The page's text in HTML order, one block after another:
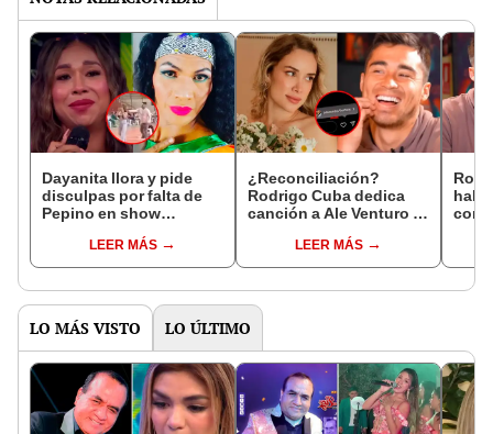
Dayanita llora y pide
disculpas por falta de
Pepino en show
todo el respeto"
LEER MÁS
¿Reconciliación?
Rodrigo Cuba dedica
canción a Ale Venturo y
dedicado a ella
LEER MÁS
con
LO MÁS VISTO LO ÚLTIMO